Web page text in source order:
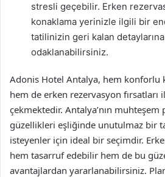
stresli geçebilir. Erken
konaklama yerinizle ilgili bir
tatilinizin geri kalan
odaklanabilirsiniz.
Adonis Hotel Antalya, hem konforlu
hem de erken rezervasyon
çekmektedir. Antalya’nın muhteşem
güzellikleri eşliğinde unutulmaz bir
isteyenler için ideal bir seçimdir.
hem tasarruf edebilir hem de bu
avantajlardan yararlanabilirsiniz.